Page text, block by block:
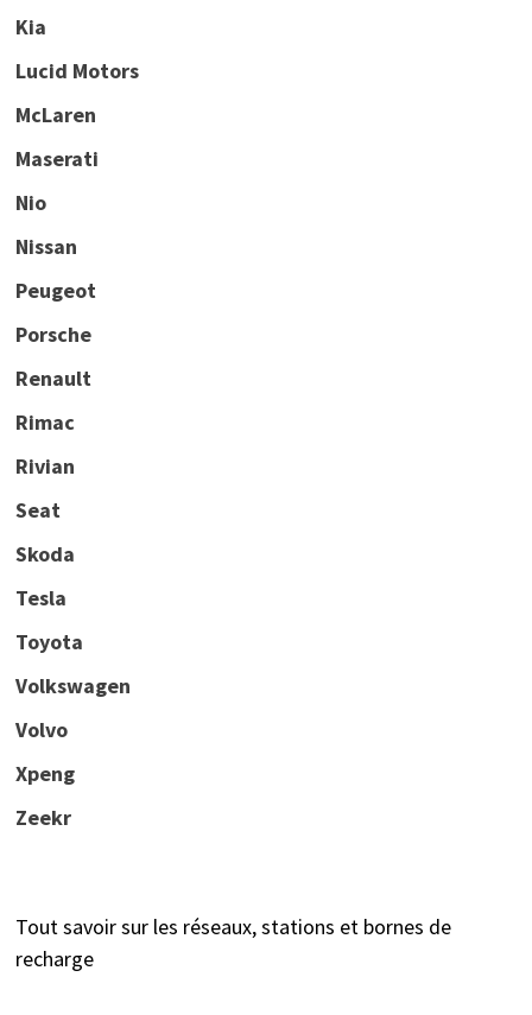
Kia
Lucid Motors
McLaren
Maserati
Nio
Nissan
Peugeot
Porsche
Renault
Rimac
Rivian
Seat
Skoda
Tesla
Toyota
Volkswagen
Volvo
Xpeng
Zeekr
Tout savoir sur les réseaux, stations et bornes de
recharge